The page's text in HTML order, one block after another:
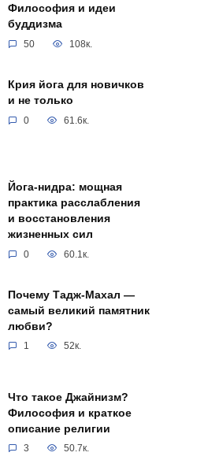
Философия и идеи
буддизма
50 108к.
Крия йога для новичков
и не только
0 61.6к.
Йога-нидра: мощная
практика расслабления
и восстановления
жизненных сил
0 60.1к.
Почему Тадж-Махал —
самый великий памятник
любви?
1 52к.
Что такое Джайнизм?
Философия и краткое
описание религии
3 50.7к.